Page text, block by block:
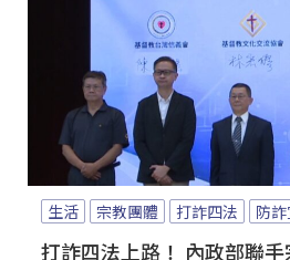
生活 宗教團體 打詐四法 防
打詐四法上路！ 內政部聯